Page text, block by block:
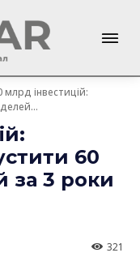
млрд інвестицій:
60
за 3 роки
321